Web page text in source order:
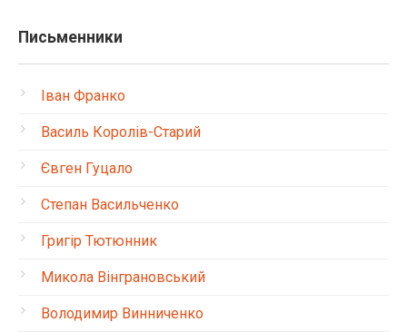
Письменники
Іван Франко
Василь Королів-Старий
Євген Гуцало
Степан Васильченко
Григір Тютюнник
Микола Вінграновський
Володимир Винниченко